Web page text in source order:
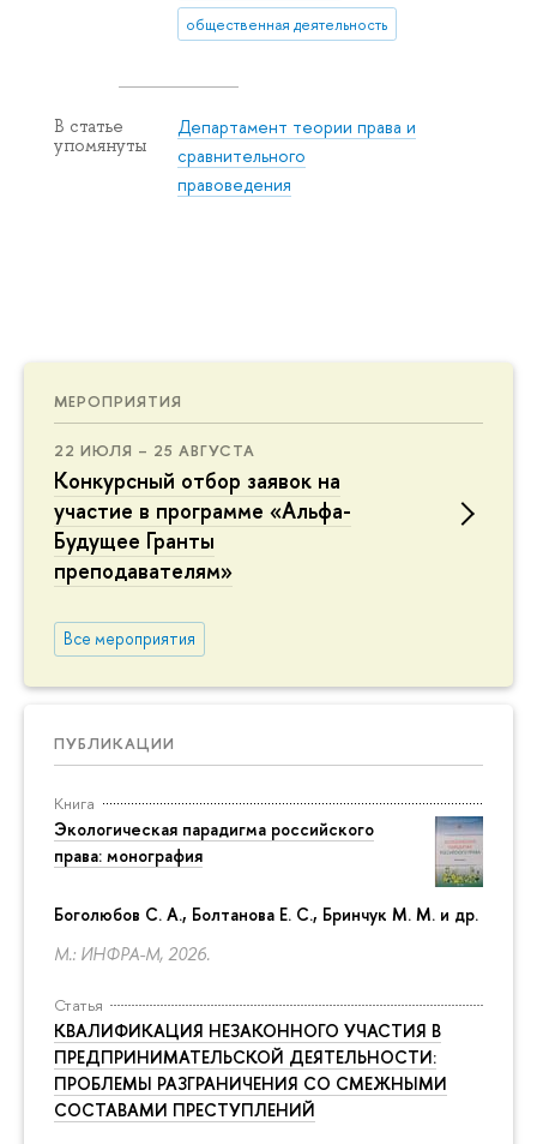
МЕРОПРИЯТИЯ
22 ИЮЛЯ – 25 АВГУСТА
Конкурсный отбор заявок на
участие в программе «Альфа-
Будущее Гранты
преподавателям»
Все мероприятия
ПУБЛИКАЦИИ
Книга
Экологическая парадигма российского
права: монография
Боголюбов С. А., Болтанова Е. С., Бринчук М. М. и др.
М.: ИНФРА-М, 2026.
Статья
КВАЛИФИКАЦИЯ НЕЗАКОННОГО УЧАСТИЯ В
ПРЕДПРИНИМАТЕЛЬСКОЙ ДЕЯТЕЛЬНОСТИ:
ПРОБЛЕМЫ РАЗГРАНИЧЕНИЯ СО СМЕЖНЫМИ
СОСТАВАМИ ПРЕСТУПЛЕНИЙ
общественная деятельность
В статье
упомянуты
Департамент теории права и
сравнительного
правоведения